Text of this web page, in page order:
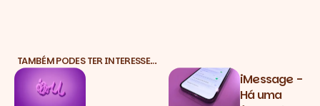
TAMBÉM PODES TER INTERESSE…
iMessage -
Há uma